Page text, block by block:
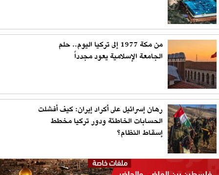
من مكة 1977 إلى تركيا اليوم.. حلم
الجامعة الإسلامية يعود مجدداً
رهان إسرائيل على أكراد إيران: كيف أفشلت
الحسابات الخاطئة ودور تركيا مخطط
إسقاط النظام؟